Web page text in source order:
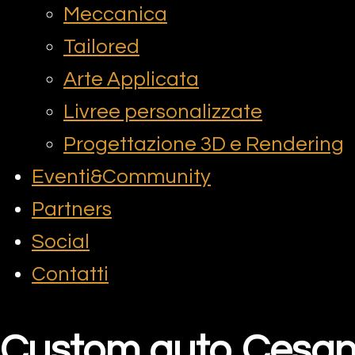
Meccanica
Tailored
Arte Applicata
Livree personalizzate
Progettazione 3D e Rendering
Eventi&Community
Partners
Social
Contatti